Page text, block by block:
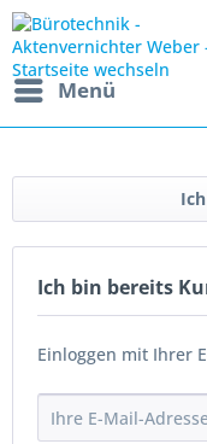
Menü
Ich bin bereits
Einloggen mit Ihrer